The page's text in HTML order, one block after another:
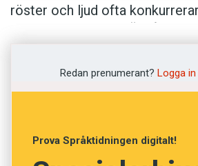
röster och ljud ofta
Hjärnan är nämligen inställd på
Neuron.
Redan prenumerant? Logga
Prova Språktidningen digitalt!